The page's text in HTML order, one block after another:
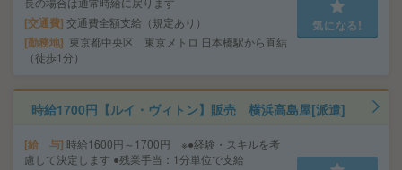
交通費 交通費全額支給（規定あり）
勤務地
東京都中央区 東京メトロ 日本橋駅から直結
（徒歩1分）
気になる!
時給1700円【ルイ・ヴィトン】販売 横浜高島屋[派遣]
給 与 時給1600円～1700円 ※●経験・スキルを考
慮して決定します ●残業手当：1分単位で支給